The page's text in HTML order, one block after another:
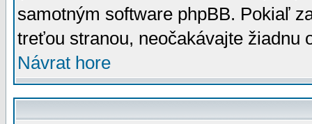
samotným software phpBB. Pokiaľ
treťou stranou, neočakávajte žiadnu
Návrat hore